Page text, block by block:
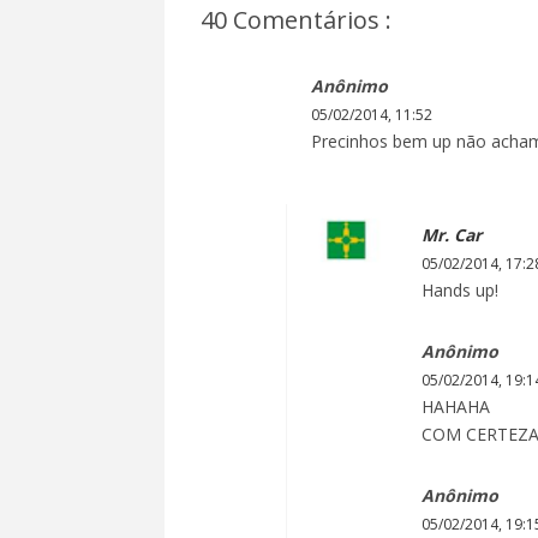
40 Comentários :
Anônimo
05/02/2014, 11:52
Precinhos bem up não
Mr. Car
05/02/2014,
Hands up!
Anônimo
05/02/2014,
HAHAHA
COM
Anônimo
05/02/2014,